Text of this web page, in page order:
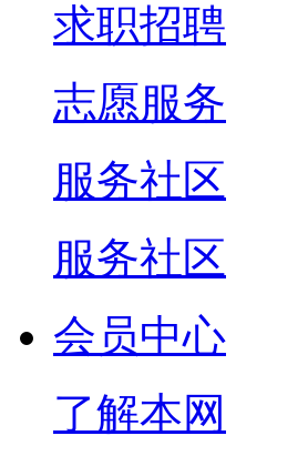
求职招聘
志愿服务
服务社区
服务社区
会员中心
了解本网